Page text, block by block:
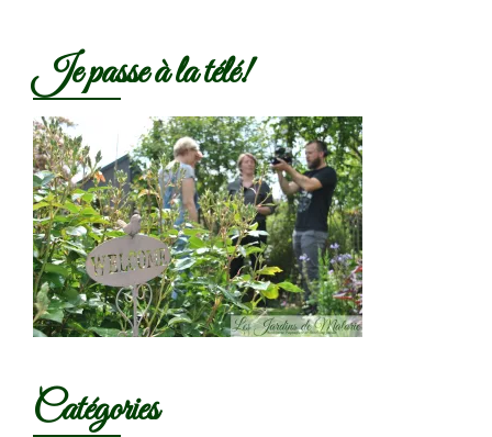
Je passe à la télé!
Catégories